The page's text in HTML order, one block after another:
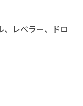
、レベラー、ドロ